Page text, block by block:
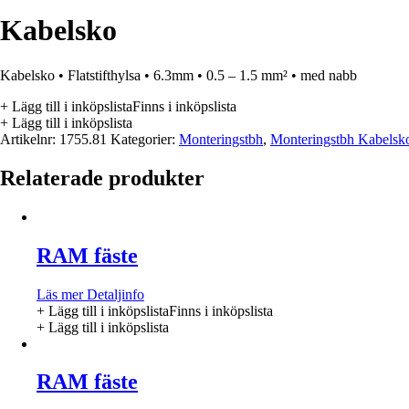
Kabelsko
Kabelsko • Flatstifthylsa • 6.3mm • 0.5 – 1.5 mm² • med nabb
+ Lägg till i inköpslistaFinns i inköpslista
+ Lägg till i inköpslista
Artikelnr: 1755.81 Kategorier: Monteringstbh, Monteringstbh
Relaterade produkter
RAM fäste
Läs merDetaljinfo
+ Lägg till i inköpslistaFinns i inköpslista
+ Lägg till i inköpslista
RAM fäste